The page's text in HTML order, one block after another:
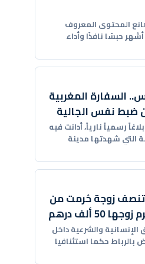
المحتوى المعروف
حبسًا نافذًا وأداء
السفارة المغربية
ضبط نفس الجالية
رسمياً نارياً، أدانت فيه
التي شهدتها مدينة
زوجة حُرمت من
والشرعية داخل
حكما استئنافيا